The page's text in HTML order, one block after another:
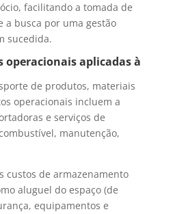
facilitando a tomada de
a busca por uma gestão
sucedida.
operacionais aplicadas à
de produtos, materiais
operacionais incluem a
e serviços de
manutenção,
custos de armazenamento
aluguel do espaço (de
equipamentos e